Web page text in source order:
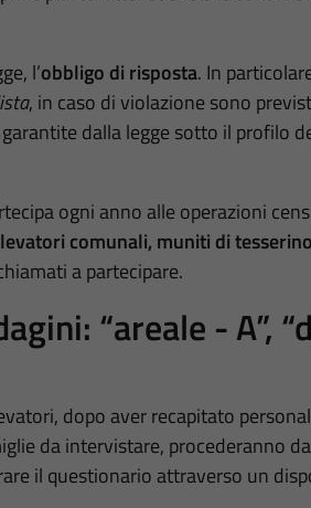
l’obbligo di risposta. In
, in caso di violazione sono
dalla legge sotto il profilo
ogni anno alle operazioni
comunali, muniti di
a partecipare.
“areale - A”,
dopo aver recapitato
da intervistare, procederanno
il questionario attraverso un